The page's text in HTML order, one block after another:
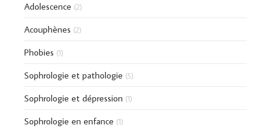
Adolescence (2)
Acouphènes (2)
Phobies (1)
Sophrologie et pathologie (5)
Sophrologie et dépression (1)
Sophrologie en enfance (1)